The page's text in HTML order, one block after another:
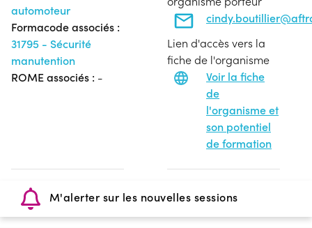
automoteur
Formacode associés :
31795 - Sécurité
manutention
ROME associés : -
Lien d'accès vers la
fiche de l'organisme
Voir la fiche
de
l'organisme et
son potentiel
de formation
M'alerter sur les nouvelles sessions